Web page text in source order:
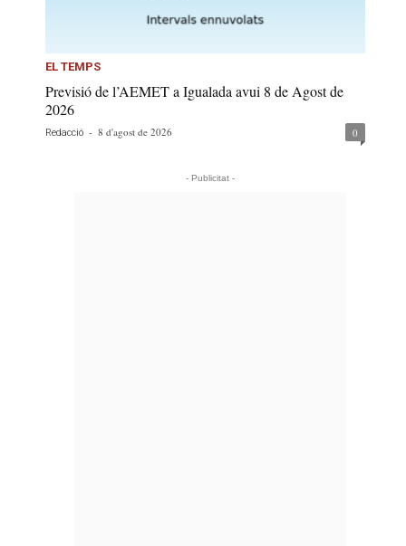
EL TEMPS
Previsió de l’AEMET a Igualada avui 8 de Agost de
2026
Redacció - 8 d'agost de 2026 0
- Publicitat -